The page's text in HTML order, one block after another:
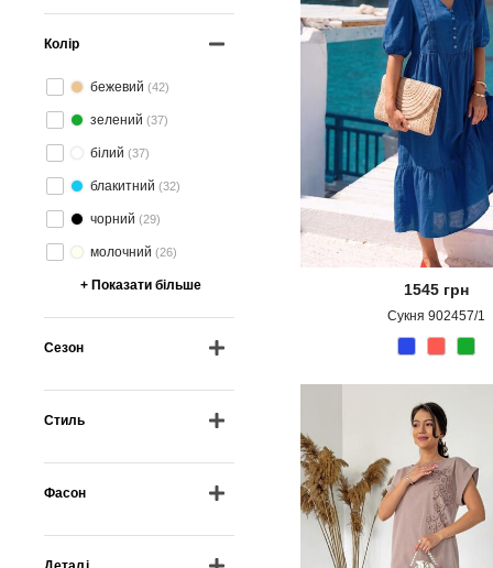
Колір
бежевий (42)
зелений (37)
білий (37)
блакитний (32)
чорний (29)
молочний (26)
+ Показати більше
Сезон
літо(300)
тепла осінь/весна
холодна осінь/весна (2)
Стиль
в стилі кежуал(234)
в романтичному стилі(52)
в класичному стилі (13)
Фасон
плаття-кльош(94)
1545 грн
Сукня 902457/1